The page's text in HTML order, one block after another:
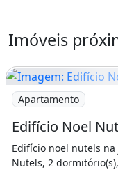
&#149; Sala de
&#149; Cozinha
&#149; wc social
&#149; 01 Vaga
P
Imóveis
Imagem: Edifício
Apartamento
Edifício Noel
Edifício noel nutels na
Nutels, 2